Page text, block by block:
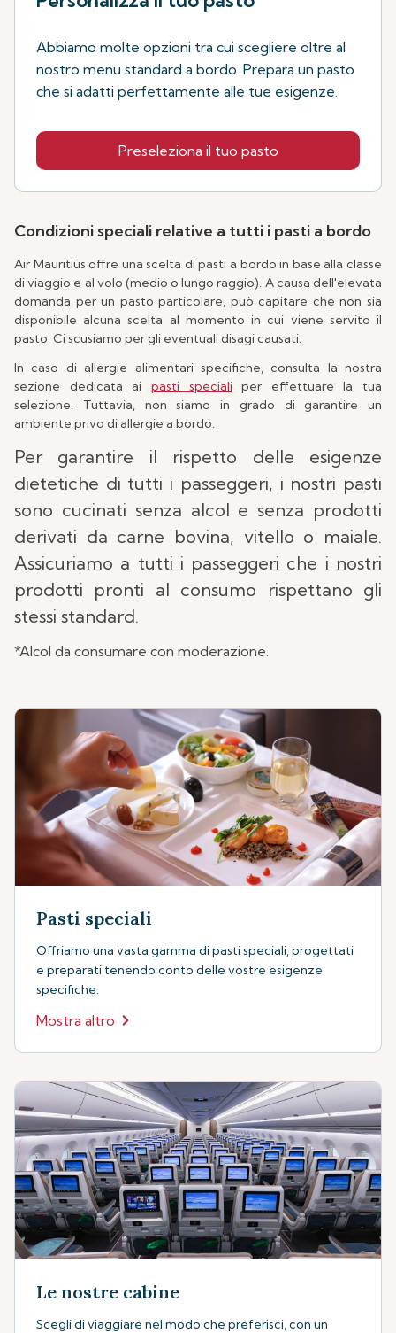
Abbiamo molte opzioni tra cui scegliere oltre al
nostro menu standard a bordo. Prepara un pasto
che si adatti perfettamente alle tue esigenze.
Preseleziona il tuo pasto
Condizioni speciali relative a tutti i pasti a bordo
Air Mauritius offre una scelta di pasti a bordo in base alla classe
di viaggio e al volo (medio o lungo raggio). A causa dell'elevata
domanda per un pasto particolare, può capitare che non sia
disponibile alcuna scelta al momento in cui viene servito il
pasto. Ci scusiamo per gli eventuali disagi causati.
In caso di allergie alimentari specifiche, consulta la nostra
sezione dedicata ai pasti specialiper effettuare la tua
selezione. Tuttavia, non siamo in grado di garantire un
ambiente privo di allergie a bordo.
Per garantire il rispetto delle esigenze
dietetiche di tutti i passeggeri, i nostri pasti
sono cucinati senza alcol e senza prodotti
derivati da carne bovina, vitello o maiale.
Assicuriamo a tutti i passeggeri che i nostri
prodotti pronti al consumo rispettano gli
stessi standard.
*Alcol da consumare con moderazione.
Pasti speciali
Offriamo una vasta gamma di pasti speciali, progettati
e preparati tenendo conto delle vostre esigenze
specifiche.
Mostra altro
Le nostre cabine
Scegli di viaggiare nel modo che preferisci, con un